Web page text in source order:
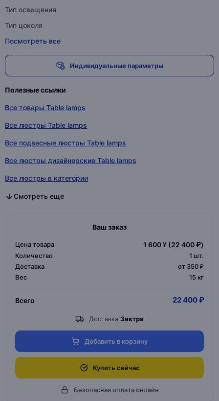
Тип освещения
Тип цоколя
Посмотреть все
Индивидуальные параметры
Полезные ссылки
Все товары Table lamps
Все люстры Table lamps
Все подвесные люстры Table lamps
Все люстры дизайнерские Table lamps
Все люстры в категории
Все подвесные люстры в категории
Все люстры дизайнерские в категории
Смотреть еще
Ваш заказ
Цена товара 1 600 ¥ (22 400 ₽)
Количество 1 шт.
Доставка
от 350 ₽
Вес
15 кг
Всего 22 400 ₽
Доставка Завтра
Добавить в корзину
Купить сейчас
Безопасная оплата онлайн